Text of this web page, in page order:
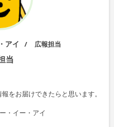
アイ 広報担当
当
をお届けできたらと思います。
・イー・アイ